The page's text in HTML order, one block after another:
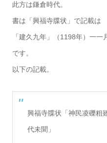
此方は鎌倉時代。
書は「興福寺牒状」で記載は
「建久九年」（1198年）一一
です。
以下の記載。
興福寺牒状「神民凌礫粗
代未聞」